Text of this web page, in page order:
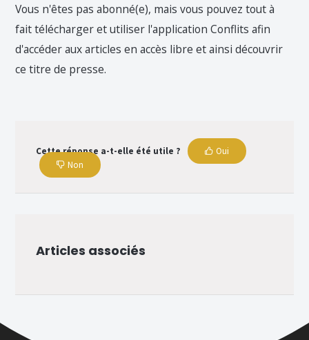
Vous n'êtes pas abonné(e), mais vous pouvez tout à
fait télécharger et utiliser l'application Conflits afin
d'accéder aux articles en accès libre et ainsi découvrir
ce titre de presse.
Cette réponse a-t-elle été utile ?
Oui
Non
Articles associés